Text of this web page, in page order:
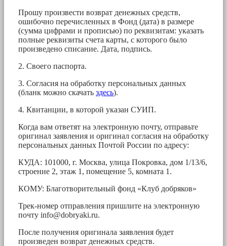
Прошу произвести возврат денежных средств,
ошибочно перечисленных в Фонд (дата) в размере
(сумма цифрами и прописью) по реквизитам: указать
полные реквизиты счета карты, с которого было
произведено списание. Дата, подпись.
2. Своего паспорта.
3. Согласия на обработку персональных данных
(бланк можно скачать здесь).
4. Квитанции, в которой указан СУИП.
Когда вам ответят на электронную почту, отправьте
оригинал заявления и оригинал согласия на обработку
персональных данных Почтой России по адресу:
КУДА: 101000, г. Москва, улица Покровка, дом 1/13/6,
строение 2, этаж 1, помещение 5, комната 1.
КОМУ: Благотворительный фонд «Клуб добряков»
Трек-номер отправления пришлите на электронную
почту info@dobryaki.ru.
После получения оригинала заявления будет
произведен возврат денежных средств.